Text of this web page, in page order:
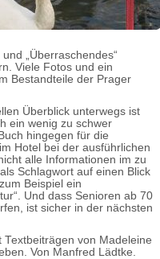
„Überraschendes“
Viele Fotos und ein
Bestandteile der Prager
Überblick unterwegs ist
ein wenig zu schwer
hingegen für die
Hotel bei der ausführlichen
alle Informationen im zu
Schlagwort auf einen Blick
Beispiel ein
Und dass Senioren ab 70
ist sicher in der nächsten
von Madeleine
Von Manfred Lädtke.